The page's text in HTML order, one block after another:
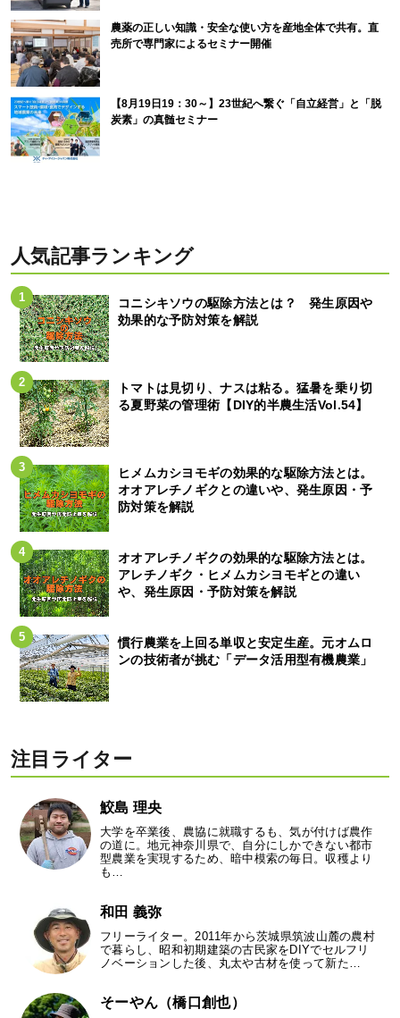
農薬の正しい知識・安全な使い方を産地全体で共有。直
売所で専門家によるセミナー開催
【8月19日19：30～】23世紀へ繋ぐ「自立経営」と「脱
炭素」の真髄セミナー
人気記事ランキング
コニシキソウの駆除方法とは？ 発生原因や
効果的な予防対策を解説
トマトは見切り、ナスは粘る。猛暑を乗り切
る夏野菜の管理術【DIY的半農生活Vol.54】
ヒメムカシヨモギの効果的な駆除方法とは。
オオアレチノギクとの違いや、発生原因・予
防対策を解説
オオアレチノギクの効果的な駆除方法とは。
アレチノギク・ヒメムカシヨモギとの違い
や、発生原因・予防対策を解説
慣行農業を上回る単収と安定生産。元オムロ
ンの技術者が挑む「データ活用型有機農業」
注目ライター
鮫島 理央
大学を卒業後、農協に就職するも、気が付けば農作
の道に。地元神奈川県で、自分にしかできない都市
型農業を実現するため、暗中模索の毎日。収穫より
も…
和田 義弥
フリーライター。2011年から茨城県筑波山麓の農村
で暮らし、昭和初期建築の古民家をDIYでセルフリ
ノベーションした後、丸太や古材を使って新た…
そーやん（橋口創也）